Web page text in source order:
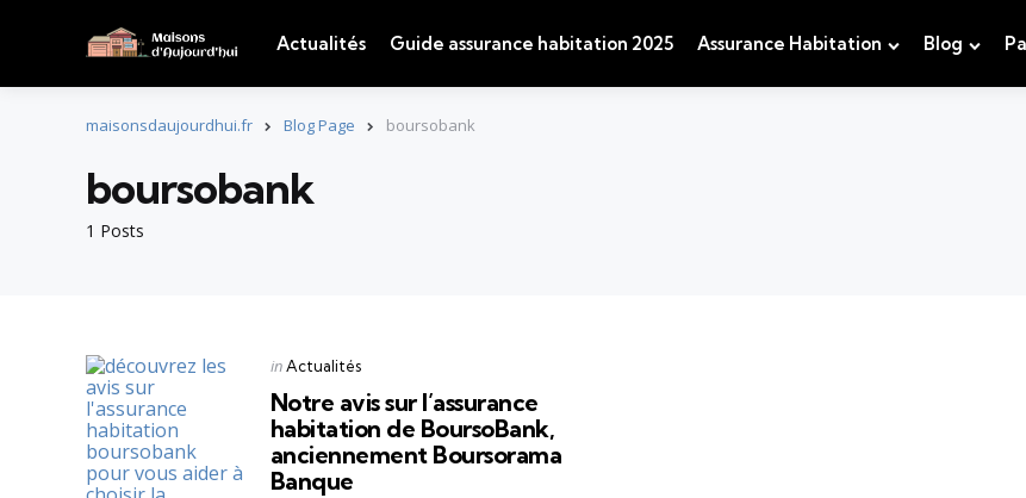
Actualités Guide assurance habitation 2025 Assurance Habitation Blog
maisonsdaujourdhui.fr Blog Page boursobank
1 Posts
boursobank
Categories
Posted
in Actualités
Notre avis sur l’assurance
habitation de BoursoBank,
anciennement Boursorama
Banque